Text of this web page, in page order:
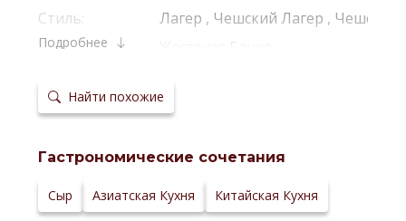
Стиль:
Лагер , Чешский Лагер , Чешский
Тара:
Производитель:Carlsberg Group
сервировки:
Тип
Низовое Брожение
Сайт
производителя:
Подробнее
Найти похожие
Гастрономические сочетания
Сыр Азиатская Кухня Китайская Кухня